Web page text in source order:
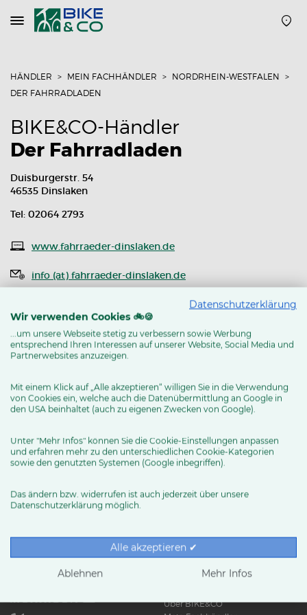
Navigation
öffnen
HÄNDLER MEIN FACHHÄNDLER
NORDRHEIN-WESTFALEN
DER FAHRRADLADEN
BIKE&CO-Händler
Der Fahrradladen
Duisburgerstr. 54
46535 Dinslaken
Tel: 02064 2793
www.fahrraeder-dinslaken.de
info (at) fahrraeder-dinslaken.de
MEHR ERFAHREN
News & Trends
Ratgeber
Über BIKE&CO
Datenschutzerklärung
Wir verwenden Cookies 🚲🍪
...um unsere Webseite stetig zu verbessern sowie Werbung
entsprechend Ihren Interessen auf unserer Website, Social Media und
Partnerwebsites anzuzeigen.
Mit einem Klick auf „Alle akzeptieren“ willigen Sie in die Verwendung
von Cookies ein, welche auch die Datenübermittlung an Google in
den USA beinhaltet (auch zu eigenen Zwecken von Google).
Unter "Mehr Infos" können Sie die Cookie-Einstellungen anpassen
und erfahren mehr zu den unterschiedlichen Cookie-Kategorien
sowie den genutzten Systemen (Google inbegriffen).
Das ändern bzw. widerrufen ist auch jederzeit über unsere
Datenschutzerklärung möglich.
Alle akzeptieren ✔
Ablehnen Mehr Infos